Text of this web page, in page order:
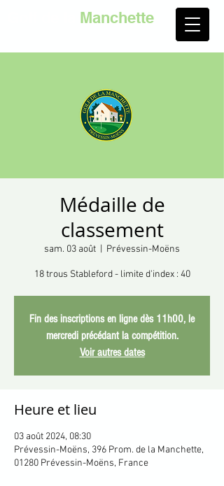
Manchette
Médaille de
classement
sam. 03 août Prévessin-Moëns
18 trous Stableford - limite d'index : 40
Fin des inscriptions en ligne dès 11h00, le
mercredi précédant la compétition.
Voir autres dates
Heure et lieu
03 août 2024, 08:30
Prévessin-Moëns, 396 Prom. de la Manchette,
01280 Prévessin-Moëns, France